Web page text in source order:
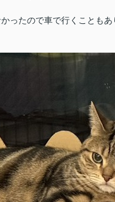
ったので車で行くことも